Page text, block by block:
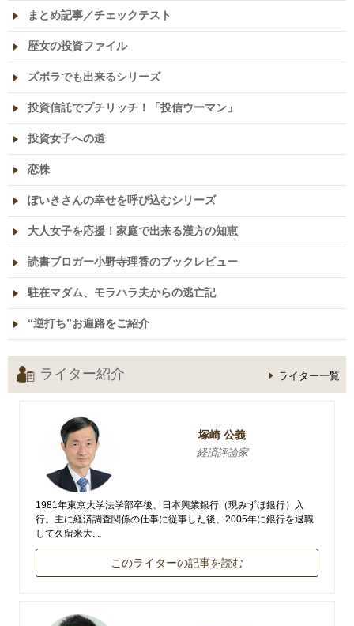
まとめ記事／チェックテスト
歴女の投資ファイル
ズボラでも出来るシリーズ
投資信託でプチリッチ！「投信ウーマン」
投資女子への道
恋株
ぽいきさんの幸せを呼び込むシリーズ
大人女子を応援！家庭で出来る漢方の知恵
読書ブロガー小野寺理香のブックレビュー
駐在マダム、モラハラ夫からの逃亡記
“逆打ち”お遍路をご紹介
ライター紹介 ライター一覧
塚崎 公義
経済評論家
1981年東京大学法学部卒後、日本興業銀行（現みずほ銀行）入
行。主に経済調査関係の仕事に従事した後、2005年に銀行を退職
して久留米大...
このライターの記事を読む